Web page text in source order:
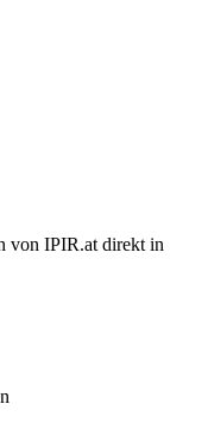
von IPIR.at direkt in